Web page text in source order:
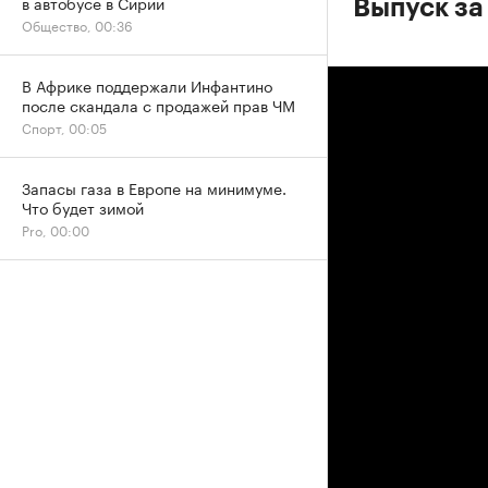
Выпуск
Общество, 00:36
В Африке поддержали Инфантино
после скандала с продажей прав ЧМ
Спорт, 00:05
Запасы газа в Европе на минимуме.
Что будет зимой
Pro, 00:00